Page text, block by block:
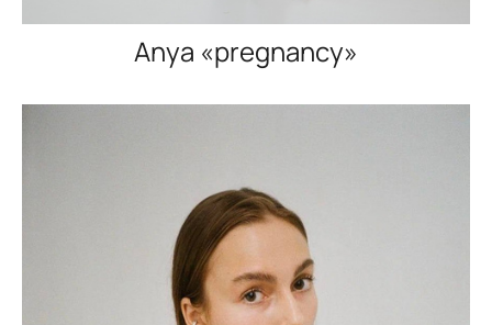
Anya «pregnancy»